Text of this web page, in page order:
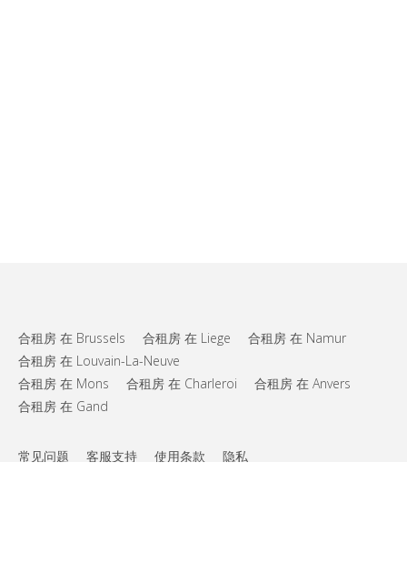
合租房 在 Brussels 合租房 在 Liege
合租房 在 Namur
合租房 在 Louvain-La-Neuve
合租房 在 Mons
合租房 在 Charleroi
合租房 在 Anvers
合租房 在 Gand
常见问题 客服支持 使用条款 隐私